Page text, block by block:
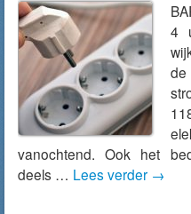
4
vanochtend. Ook het
deels … Lees verder →